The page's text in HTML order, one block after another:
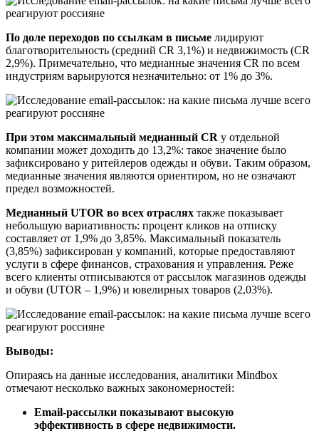
По доле переходов по ссылкам в письме лидируют
благотворительность (средний CR 3,1%) и недвижимость (CR
2,9%). Примечательно, что медианные значения CR по всем
индустриям варьируются незначительно: от 1% до 3%.
При этом максимальный медианный CR у отдельной
компании может доходить до 13,2%: такое значение было
зафиксировано у ритейлеров одежды и обуви. Таким образом,
медианные значения являются ориентиром, но не означают
предел возможностей.
Медианный UTOR во всех отраслях также показывает
небольшую вариативность: процент кликов на отписку
составляет от 1,9% до 3,85%. Максимальный показатель
(3,85%) зафиксирован у компаний, которые предоставляют
услуги в сфере финансов, страхования и управления. Реже
всего клиенты отписываются от рассылок магазинов одежды
и обуви (UTOR – 1,9%) и ювелирных товаров (2,03%).
Выводы:
Опираясь на данные исследования, аналитики Mindbox
отмечают несколько важных закономерностей:
Email-рассылки показывают высокую
эффективность в сфере недвижимости.